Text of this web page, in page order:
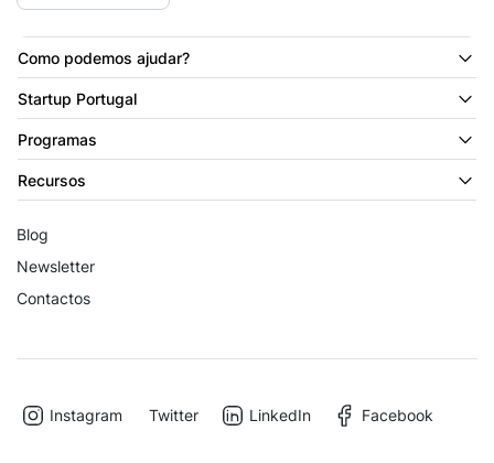
Como podemos ajudar?
Startup Portugal
Programas
Recursos
Blog
Newsletter
Contactos
Instagram Twitter LinkedIn Facebook